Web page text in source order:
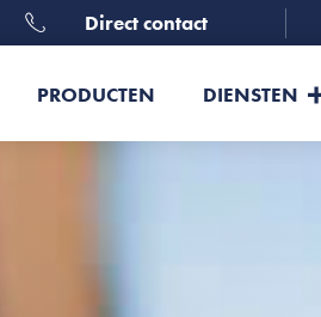
Direct contact
PRODUCTEN DIENSTEN